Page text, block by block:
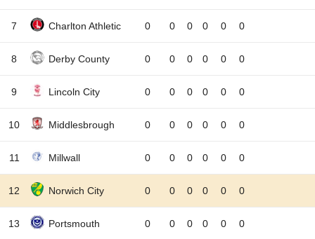
7 Charlton Athletic 0 0 0 0 0 0
8 Derby County 0 0 0 0 0 0
9 Lincoln City 0 0 0 0 0 0
10 Middlesbrough 0 0 0 0 0 0
11 Millwall 0 0 0 0 0 0
12 Norwich City 0 0 0 0 0 0
13 Portsmouth 0 0 0 0 0 0